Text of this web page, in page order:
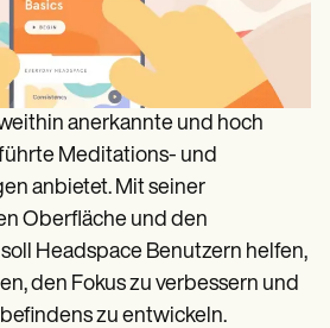
anerkannte und hoch
Meditations- und
anbietet. Mit seiner
Oberfläche und den
Headspace Benutzern helfen,
den Fokus zu verbessern und
zu entwickeln.